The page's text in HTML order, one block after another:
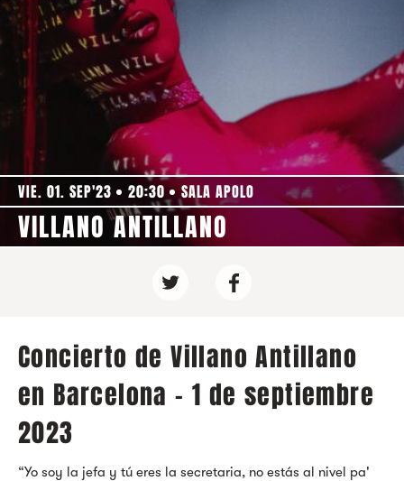
VIE. 01. SEP'23 20:30 SALA APOLO
VILLANO ANTILLANO
Concierto de Villano Antillano
en Barcelona - 1 de septiembre
2023
“Yo soy la jefa y tú eres la secretaria, no estás al nivel pa'